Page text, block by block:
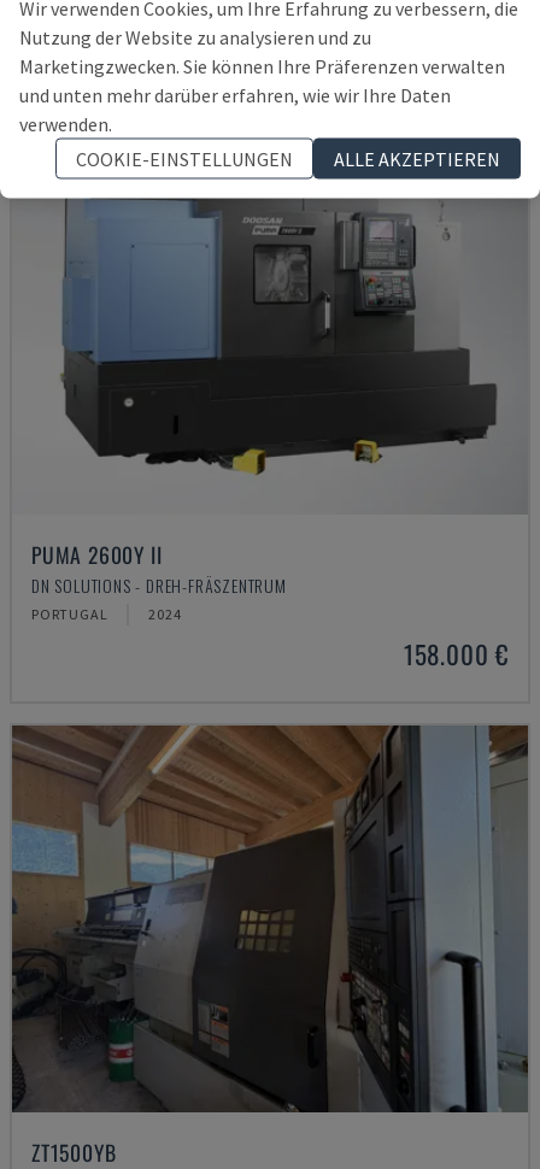
DEUTSCHLAND 2004
38.000 €
PUMA 2600Y II
DN SOLUTIONS - DREH-FRÄSZENTRUM
PORTUGAL 2024
158.000 €
ZT1500YB
Wir verwenden Cookies, um Ihre Erfahrung zu verbessern, die
Nutzung der Website zu analysieren und zu
Marketingzwecken. Sie können Ihre Präferenzen verwalten
und unten mehr darüber erfahren, wie wir Ihre Daten
verwenden.
COOKIE-EINSTELLUNGEN
ALLE AKZEPTIEREN